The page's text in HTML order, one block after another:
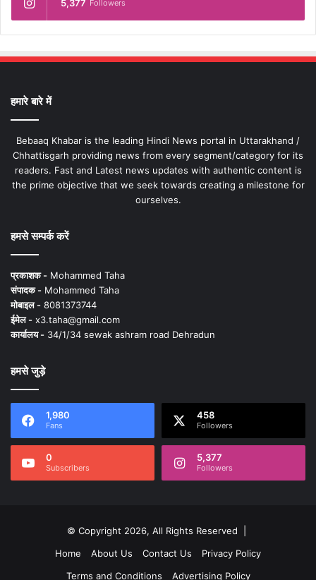
5,377 Followers
हमारे बारे में
Bebaaq Khabar is the leading Hindi News portal in Uttarakhand /
Chhattisgarh providing news from every segment/category for its
readers. Fast and Latest news updates with authentic content is
the prime objective that we seek towards creating a milestone for
ourselves.
हमसे सम्पर्क करें
प्रकाशक - Mohammed Taha
संपादक - Mohammed Taha
मोबाइल - 8081373744
ईमेल - x3.taha@gmail.com
कार्यालय - 34/1/34 sewak ashram road Dehradun
हमसे जुड़े
1,980
Fans
458
Followers
0
Subscribers
5,377
Followers
© Copyright 2026, All Rights Reserved |
Home
About Us Contact Us
Privacy Policy
Terms and Conditions
Advertising Policy